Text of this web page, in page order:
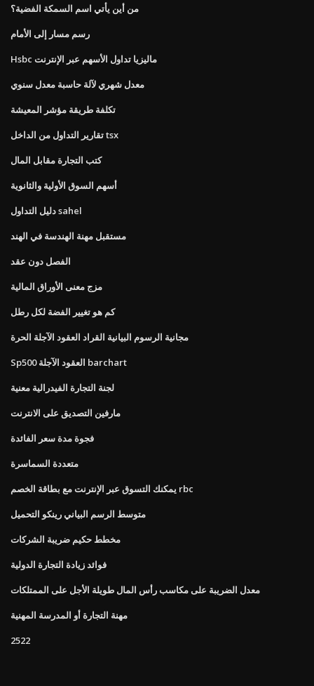
من أين يأتي اسم السمكة الفضية؟
رسم مسار إلى الأمام
Hsbc ماليزيا تداول الأسهم عبر الإنترنت
معدل شهري لآلة حاسبة معدل سنوي
تكلفة طريقة مؤشر المعيشة
تقارير التداول من الداخل tsx
كتب التجارة مقابل المال
أسهم السوق الأولية والثانوية
دليل التداول sahel
مستقبل مهنة الهندسة في الهند
الفصل دون عقد
مزج معنى الأوراق المالية
كم هو تغيير الفضة لكل رطل
مجانية الرسوم البيانية القراد العقود الآجلة الحرة
Sp500 العقود الآجلة barchart
لجنة التجارة الفيدرالية معنية
مارفين التصديق على الانترنت
فجوة مدة سعر الفائدة
متعددة السماسرة
يمكنك التسوق عبر الإنترنت مع بطاقة الخصم rbc
متوسط ​​الرسم البياني رينكو التحميل
مخطط حكيم ضريبة الشركات
فوائد زيادة التجارة الدولية
معدل الضريبة على مكاسب رأس المال طويلة الأجل على الممتلكات
مهنة التجارة أو المدرسة المهنية
2522